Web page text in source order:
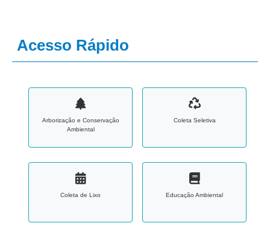
Acesso Rápido
Arborização e Conservação
Ambiental
Coleta Seletiva
Coleta de Lixo Educação Ambiental